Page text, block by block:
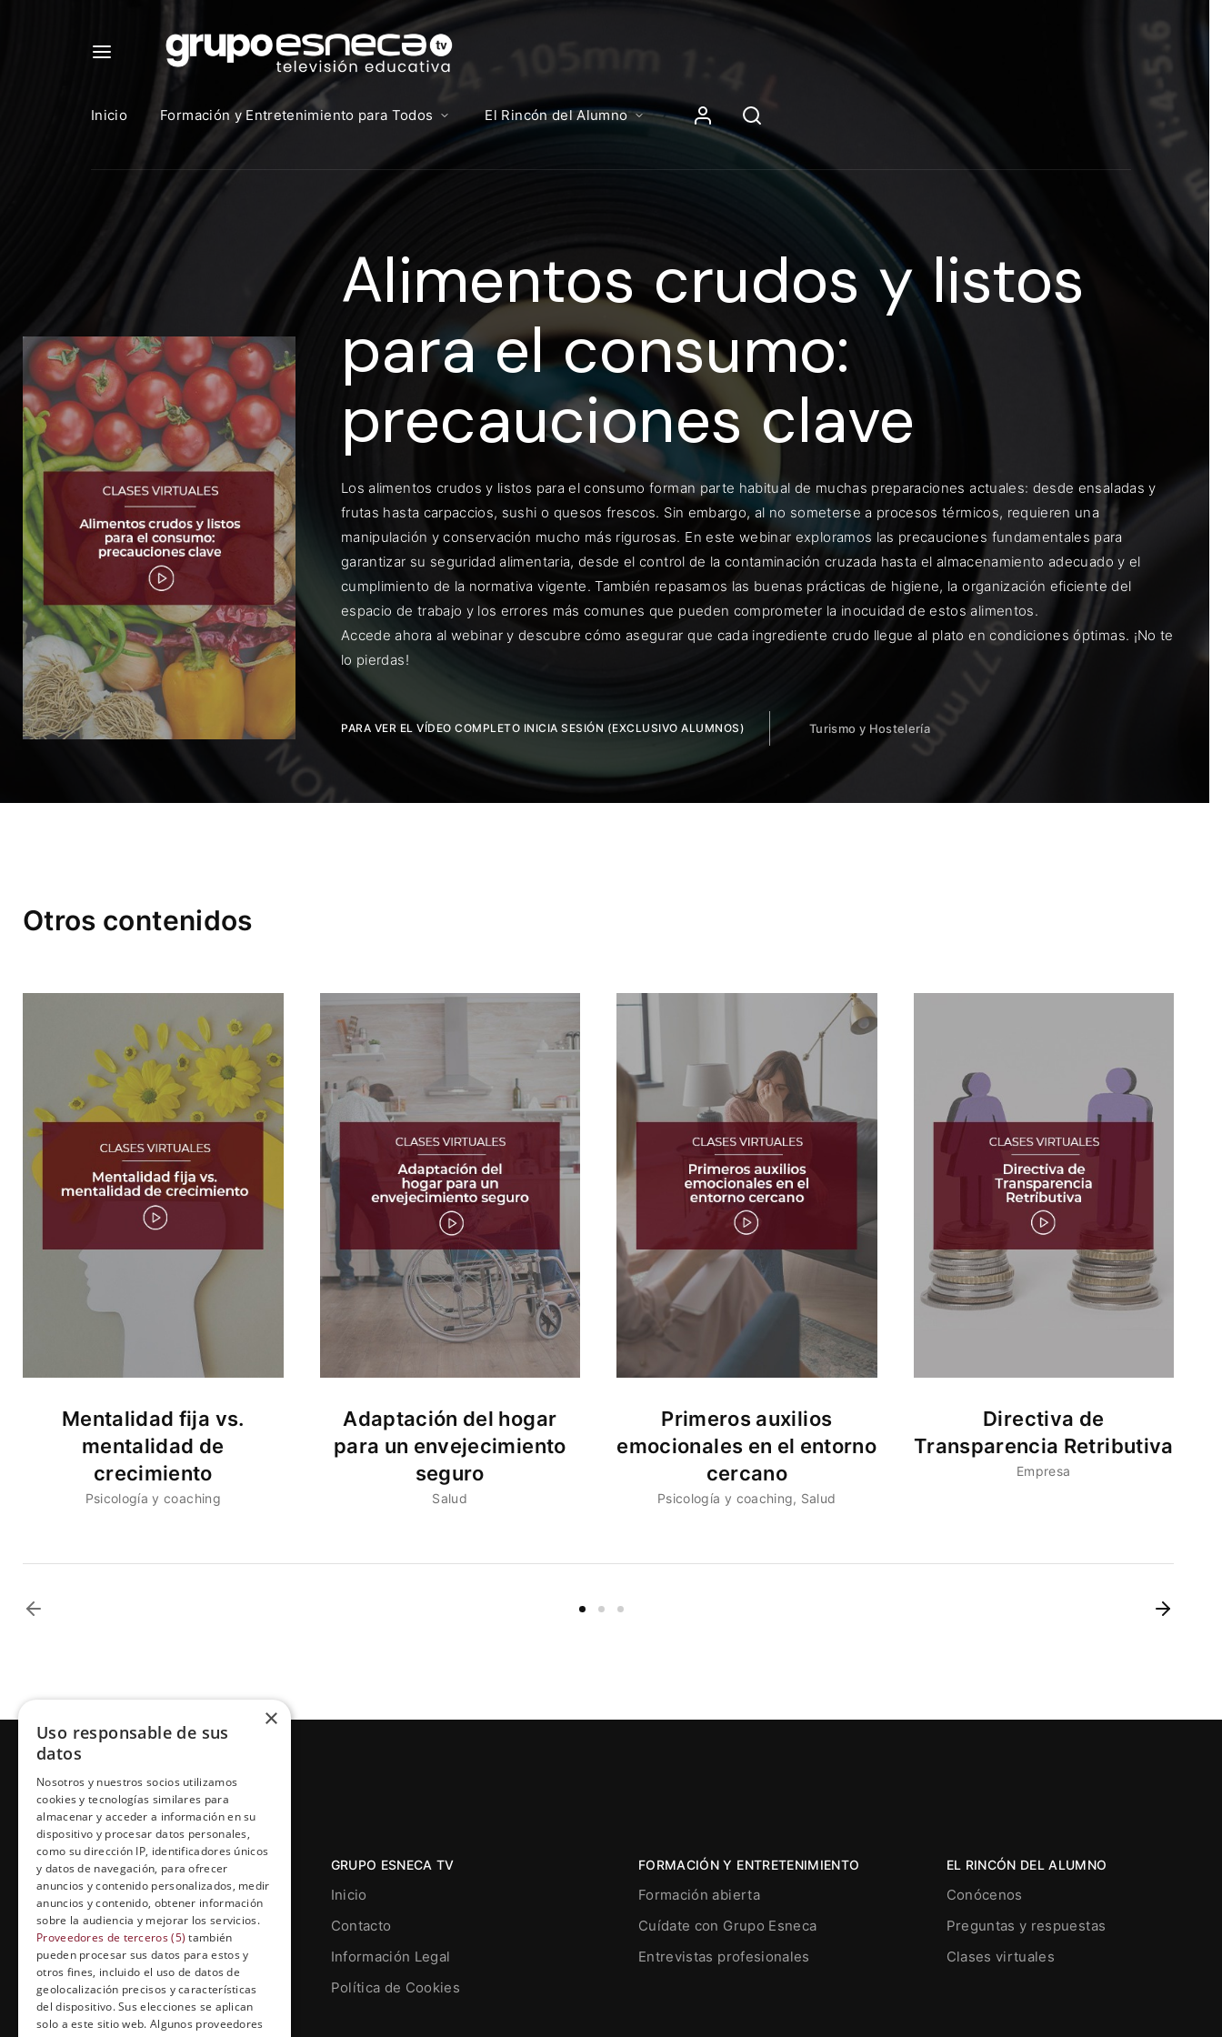
Inicio Formación y Entretenimiento para Todos El Rincón del Alumno
Alimentos crudos y listos
para el consumo:
precauciones clave
Los alimentos crudos y listos para el consumo forman parte habitual de muchas preparaciones actuales: desde ensaladas y
frutas hasta carpaccios, sushi o quesos frescos. Sin embargo, al no someterse a procesos térmicos, requieren una
manipulación y conservación mucho más rigurosas. En este webinar exploramos las precauciones fundamentales para
garantizar su seguridad alimentaria, desde el control de la contaminación cruzada hasta el almacenamiento adecuado y el
cumplimiento de la normativa vigente. También repasamos las buenas prácticas de higiene, la organización eficiente del
espacio de trabajo y los errores más comunes que pueden comprometer la inocuidad de estos alimentos.
Accede ahora al webinar y descubre cómo asegurar que cada ingrediente crudo llegue al plato en condiciones óptimas. ¡No te
lo pierdas!
PARA VER EL VÍDEO COMPLETO INICIA SESIÓN (EXCLUSIVO ALUMNOS) Turismo y Hostelería
Otros contenidos
Mentalidad fija vs.
mentalidad de
crecimiento
Psicología y coaching
Adaptación del hogar
para un envejecimiento
seguro
Salud
Primeros auxilios
emocionales en el entorno
cercano
Psicología y coaching Salud
Directiva de
Transparencia Retributiva
Empresa
Grupo Esneca TV
Calle Prat de la Riba, 22, Entresuelo
(local 5)
GRUPO ESNECA TV
Inicio
Contacto
Información Legal
Política de Cookies
FORMACIÓN Y ENTRETENIMIENTO
Formación abierta
Cuídate con Grupo Esneca
Entrevistas profesionales
EL RINCÓN DEL ALUMNO
Conócenos
Preguntas y respuestas
Clases virtuales
Contenidos, programas y recursos educativos de Grupo Esneca TV
Iniciar Sesión
Para iniciar sesión debes introducir el mismo usuario y contraseña
https://elcampusonline.com
Dirección de correo electrónico
Recuérdame
×
Uso responsable de sus
datos
Nosotros y nuestros socios utilizamos
cookies y tecnologías similares para
almacenar y acceder a información en su
dispositivo y procesar datos personales,
como su dirección IP, identificadores únicos
y datos de navegación, para ofrecer
anuncios y contenido personalizados, medir
anuncios y contenido, obtener información
sobre la audiencia y mejorar los servicios.
Proveedores de terceros (5) también
pueden procesar sus datos para estos y
otros fines, incluido el uso de datos de
geolocalización precisos y características
del dispositivo. Sus elecciones se aplican
solo a este sitio web. Algunos proveedores